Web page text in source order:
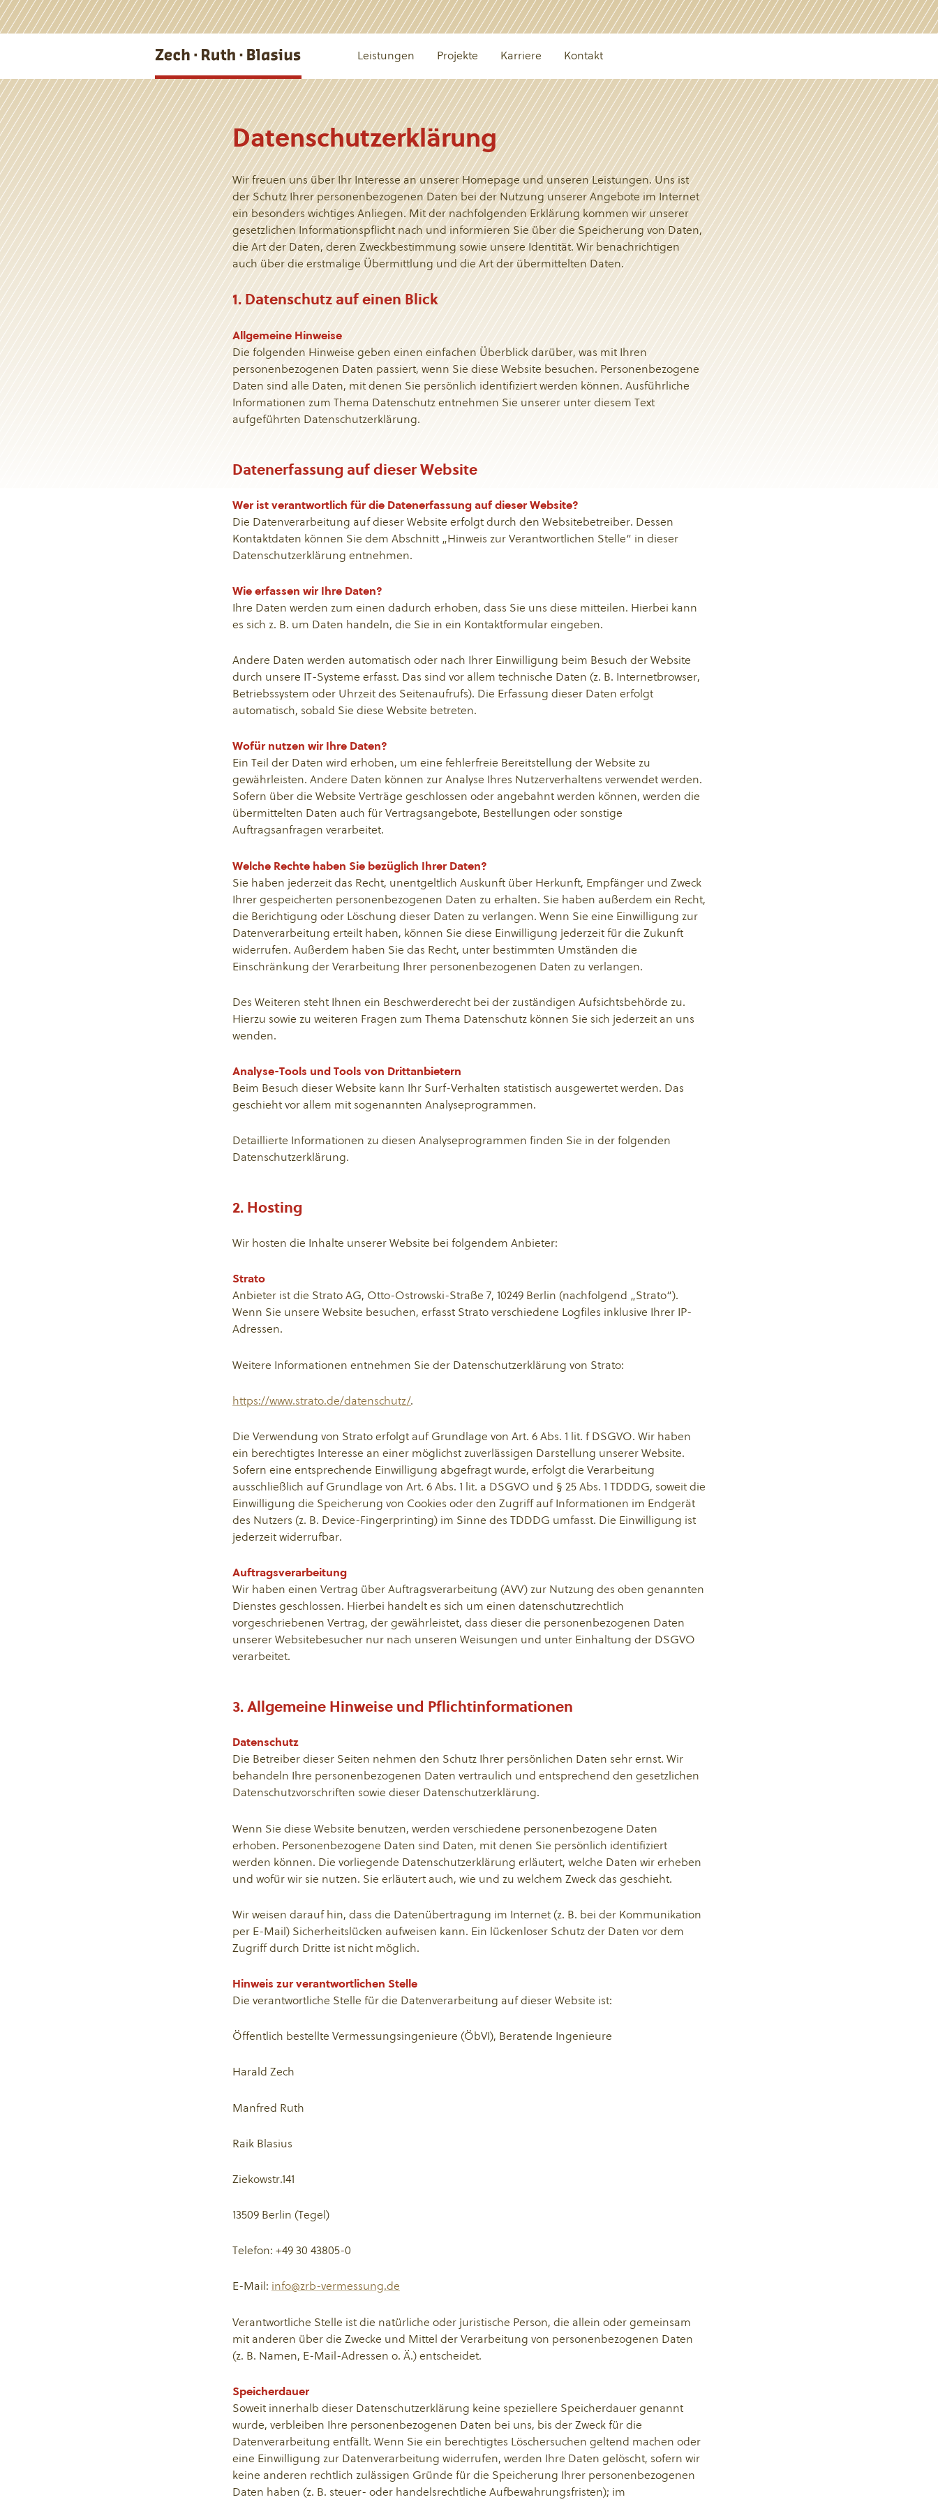
Leistungen Projekte Karriere Kontakt
Datenschutzerklärung
Wir freuen uns über Ihr Interesse an unserer Homepage und unseren Leistungen. Uns ist
der Schutz Ihrer personenbezogenen Daten bei der Nutzung unserer Angebote im Internet
ein besonders wichtiges Anliegen. Mit der nachfolgenden Erklärung kommen wir unserer
gesetzlichen Informationspflicht nach und informieren Sie über die Speicherung von Daten,
die Art der Daten, deren Zweckbestimmung sowie unsere Identität. Wir benachrichtigen
auch über die erstmalige Übermittlung und die Art der übermittelten Daten.
1. Datenschutz auf einen Blick
Allgemeine Hinweise
Die folgenden Hinweise geben einen einfachen Überblick darüber, was mit Ihren
personenbezogenen Daten passiert, wenn Sie diese Website besuchen. Personenbezogene
Daten sind alle Daten, mit denen Sie persönlich identifiziert werden können. Ausführliche
Informationen zum Thema Datenschutz entnehmen Sie unserer unter diesem Text
aufgeführten Datenschutzerklärung.
Datenerfassung auf dieser Website
Wer ist verantwortlich für die Datenerfassung auf dieser Website?
Die Datenverarbeitung auf dieser Website erfolgt durch den Websitebetreiber. Dessen
Kontaktdaten können Sie dem Abschnitt „Hinweis zur Verantwortlichen Stelle“ in dieser
Datenschutzerklärung entnehmen.
Wie erfassen wir Ihre Daten?
Ihre Daten werden zum einen dadurch erhoben, dass Sie uns diese mitteilen. Hierbei kann
es sich z. B. um Daten handeln, die Sie in ein Kontaktformular eingeben.
Andere Daten werden automatisch oder nach Ihrer Einwilligung beim Besuch der Website
durch unsere IT-Systeme erfasst. Das sind vor allem technische Daten (z. B. Internetbrowser,
Betriebssystem oder Uhrzeit des Seitenaufrufs). Die Erfassung dieser Daten erfolgt
automatisch, sobald Sie diese Website betreten.
Wofür nutzen wir Ihre Daten?
Ein Teil der Daten wird erhoben, um eine fehlerfreie Bereitstellung der Website zu
gewährleisten. Andere Daten können zur Analyse Ihres Nutzerverhaltens verwendet werden.
Sofern über die Website Verträge geschlossen oder angebahnt werden können, werden die
übermittelten Daten auch für Vertragsangebote, Bestellungen oder sonstige
Auftragsanfragen verarbeitet.
Welche Rechte haben Sie bezüglich Ihrer Daten?
Sie haben jederzeit das Recht, unentgeltlich Auskunft über Herkunft, Empfänger und Zweck
Ihrer gespeicherten personenbezogenen Daten zu erhalten. Sie haben außerdem ein Recht,
die Berichtigung oder Löschung dieser Daten zu verlangen. Wenn Sie eine Einwilligung zur
Datenverarbeitung erteilt haben, können Sie diese Einwilligung jederzeit für die Zukunft
widerrufen. Außerdem haben Sie das Recht, unter bestimmten Umständen die
Einschränkung der Verarbeitung Ihrer personenbezogenen Daten zu verlangen.
Des Weiteren steht Ihnen ein Beschwerderecht bei der zuständigen Aufsichtsbehörde zu.
Hierzu sowie zu weiteren Fragen zum Thema Datenschutz können Sie sich jederzeit an uns
wenden.
Analyse-Tools und Tools von Drittanbietern
Beim Besuch dieser Website kann Ihr Surf-Verhalten statistisch ausgewertet werden. Das
geschieht vor allem mit sogenannten Analyseprogrammen.
Detaillierte Informationen zu diesen Analyseprogrammen finden Sie in der folgenden
Datenschutzerklärung.
2. Hosting
Wir hosten die Inhalte unserer Website bei folgendem Anbieter:
Strato
Anbieter ist die Strato AG, Otto-Ostrowski-Straße 7, 10249 Berlin (nachfolgend „Strato“).
Wenn Sie unsere Website besuchen, erfasst Strato verschiedene Logfiles inklusive Ihrer IP-
Adressen.
Weitere Informationen entnehmen Sie der Datenschutzerklärung von Strato:
https://www.strato.de/datenschutz/.
Die Verwendung von Strato erfolgt auf Grundlage von Art. 6 Abs. 1 lit. f DSGVO. Wir haben
ein berechtigtes Interesse an einer möglichst zuverlässigen Darstellung unserer Website.
Sofern eine entsprechende Einwilligung abgefragt wurde, erfolgt die Verarbeitung
ausschließlich auf Grundlage von Art. 6 Abs. 1 lit. a DSGVO und § 25 Abs. 1 TDDDG, soweit die
Einwilligung die Speicherung von Cookies oder den Zugriff auf Informationen im Endgerät
des Nutzers (z. B. Device-Fingerprinting) im Sinne des TDDDG umfasst. Die Einwilligung ist
jederzeit widerrufbar.
Auftragsverarbeitung
Wir haben einen Vertrag über Auftragsverarbeitung (AVV) zur Nutzung des oben genannten
Dienstes geschlossen. Hierbei handelt es sich um einen datenschutzrechtlich
vorgeschriebenen Vertrag, der gewährleistet, dass dieser die personenbezogenen Daten
unserer Websitebesucher nur nach unseren Weisungen und unter Einhaltung der DSGVO
verarbeitet.
3. Allgemeine Hinweise und Pflichtinformationen
Datenschutz
Die Betreiber dieser Seiten nehmen den Schutz Ihrer persönlichen Daten sehr ernst. Wir
behandeln Ihre personenbezogenen Daten vertraulich und entsprechend den gesetzlichen
Datenschutzvorschriften sowie dieser Datenschutzerklärung.
Wenn Sie diese Website benutzen, werden verschiedene personenbezogene Daten
erhoben. Personenbezogene Daten sind Daten, mit denen Sie persönlich identifiziert
werden können. Die vorliegende Datenschutzerklärung erläutert, welche Daten wir erheben
und wofür wir sie nutzen. Sie erläutert auch, wie und zu welchem Zweck das geschieht.
Wir weisen darauf hin, dass die Datenübertragung im Internet (z. B. bei der Kommunikation
per E-Mail) Sicherheitslücken aufweisen kann. Ein lückenloser Schutz der Daten vor dem
Zugriff durch Dritte ist nicht möglich.
Hinweis zur verantwortlichen Stelle
Die verantwortliche Stelle für die Datenverarbeitung auf dieser Website ist:
Öffentlich bestellte Vermessungsingenieure (ÖbVI), Beratende Ingenieure
Harald Zech
Manfred Ruth
Raik Blasius
Ziekowstr.141
13509 Berlin (Tegel)
Telefon: +49 30 43805-0
E-Mail: info@zrb-vermessung.de
Verantwortliche Stelle ist die natürliche oder juristische Person, die allein oder gemeinsam
mit anderen über die Zwecke und Mittel der Verarbeitung von personenbezogenen Daten
(z. B. Namen, E-Mail-Adressen o. Ä.) entscheidet.
Speicherdauer
Soweit innerhalb dieser Datenschutzerklärung keine speziellere Speicherdauer genannt
wurde, verbleiben Ihre personenbezogenen Daten bei uns, bis der Zweck für die
Datenverarbeitung entfällt. Wenn Sie ein berechtigtes Löschersuchen geltend machen oder
eine Einwilligung zur Datenverarbeitung widerrufen, werden Ihre Daten gelöscht, sofern wir
keine anderen rechtlich zulässigen Gründe für die Speicherung Ihrer personenbezogenen
Daten haben (z. B. steuer- oder handelsrechtliche Aufbewahrungsfristen); im